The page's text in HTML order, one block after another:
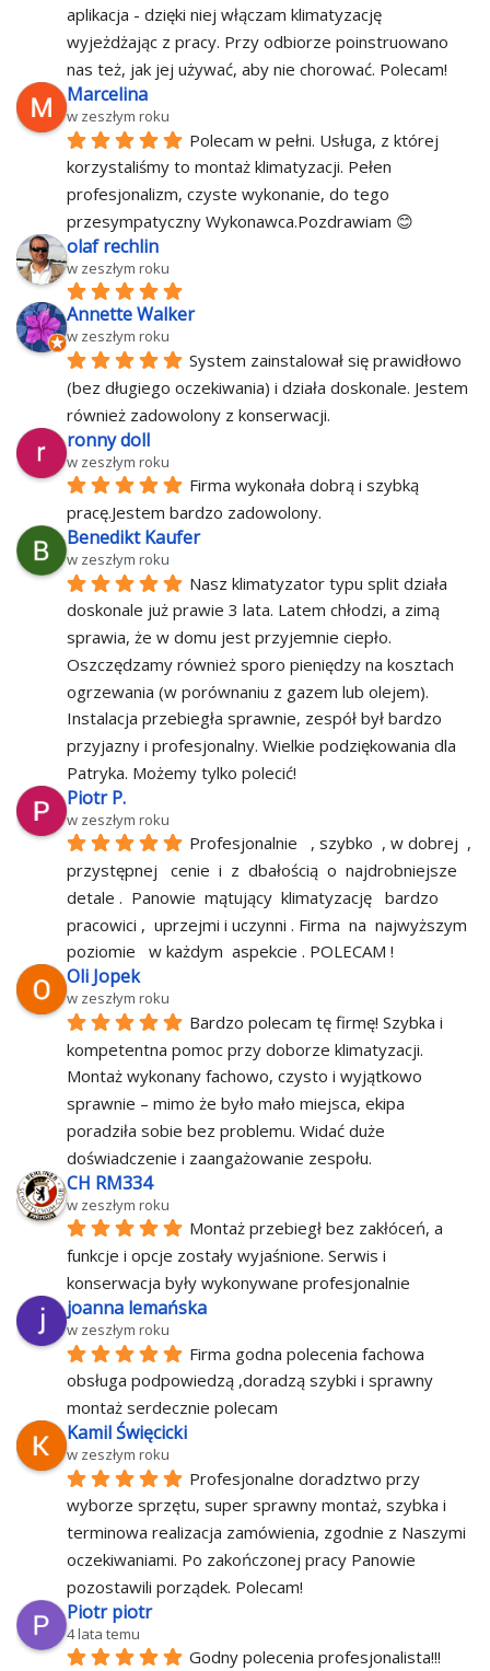
aplikacja - dzięki niej włączam klimatyzację
wyjeżdżając z pracy. Przy odbiorze poinstruowano
nas też, jak jej używać, aby nie chorować. Polecam!
Marcelina
w zeszłym roku
Polecam w pełni. Usługa, z której
korzystaliśmy to montaż klimatyzacji. Pełen
profesjonalizm, czyste wykonanie, do tego
przesympatyczny Wykonawca.Pozdrawiam 😊
olaf rechlin
w zeszłym roku
Annette Walker
w zeszłym roku
System zainstalował się prawidłowo
(bez długiego oczekiwania) i działa doskonale. Jestem
również zadowolony z konserwacji.
ronny doll
w zeszłym roku
Firma wykonała dobrą i szybką
pracę.Jestem bardzo zadowolony.
Benedikt Kaufer
w zeszłym roku
Nasz klimatyzator typu split działa
doskonale już prawie 3 lata. Latem chłodzi, a zimą
sprawia, że ​​w domu jest przyjemnie ciepło.
Oszczędzamy również sporo pieniędzy na kosztach
ogrzewania (w porównaniu z gazem lub olejem).
Instalacja przebiegła sprawnie, zespół był bardzo
przyjazny i profesjonalny. Wielkie podziękowania dla
Patryka. Możemy tylko polecić!
Piotr P.
w zeszłym roku
Profesjonalnie   , szybko  , w dobrej  ,
przystępnej   cenie  i  z  dbałością  o  najdrobniejsze
detale .  Panowie  mątujący  klimatyzację   bardzo
pracowici ,  uprzejmi i uczynni . Firma  na  najwyższym
poziomie   w każdym  aspekcie . POLECAM !
Oli Jopek
w zeszłym roku
Bardzo polecam tę firmę! Szybka i
kompetentna pomoc przy doborze klimatyzacji.
Montaż wykonany fachowo, czysto i wyjątkowo
sprawnie – mimo że było mało miejsca, ekipa
poradziła sobie bez problemu. Widać duże
doświadczenie i zaangażowanie zespołu.
CH RM334
w zeszłym roku
Montaż przebiegł bez zakłóceń, a
funkcje i opcje zostały wyjaśnione. Serwis i
konserwacja były wykonywane profesjonalnie
joanna lemańska
w zeszłym roku
Firma godna polecenia fachowa
obsługa podpowiedzą ,doradzą szybki i sprawny
montaż serdecznie polecam
Kamil Święcicki
w zeszłym roku
Profesjonalne doradztwo przy
wyborze sprzętu, super sprawny montaż, szybka i
terminowa realizacja zamówienia, zgodnie z Naszymi
oczekiwaniami. Po zakończonej pracy Panowie
pozostawili porządek. Polecam!
Piotr piotr
4 lata temu
Godny polecenia profesjonalista!!!